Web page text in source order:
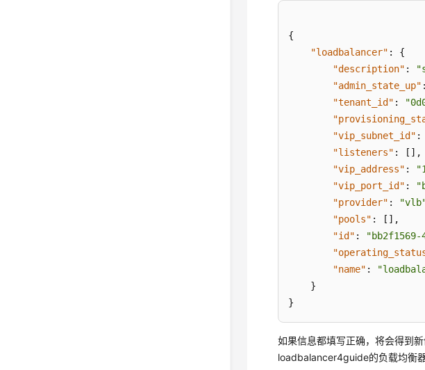
{
"loadbalancer" :
{
"description" :
"admin_state_up" :
"tenant_id" :
"vip_subnet_id" :
"listeners" : [ ] ,
"vip_address" :
"vip_port_id" :
"provider" :
"pools" : [ ] ,
"id" : "bb2f1569-
"name" :
}
}
如果信息都填写正确，将会得到
loadbalancer4guide的负载均衡器